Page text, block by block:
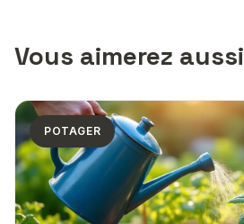
Vous aimerez aussi
POTAGER